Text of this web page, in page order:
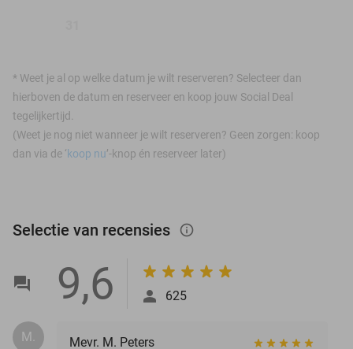
* Weet je al op welke datum je wilt reserveren? Selecteer dan
hierboven de datum en reserveer en koop jouw Social Deal
tegelijkertijd.
(Weet je nog niet wanneer je wilt reserveren? Geen zorgen: koop
dan via de ‘koop nu’-knop én reserveer later)
Selectie van recensies info_outlined
9,6 625
M. Mevr. M. Peters